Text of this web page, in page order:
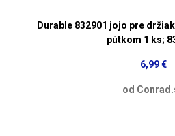
Durable 832901 jojo pre
pútkom 1 ks;
6,99 €
od